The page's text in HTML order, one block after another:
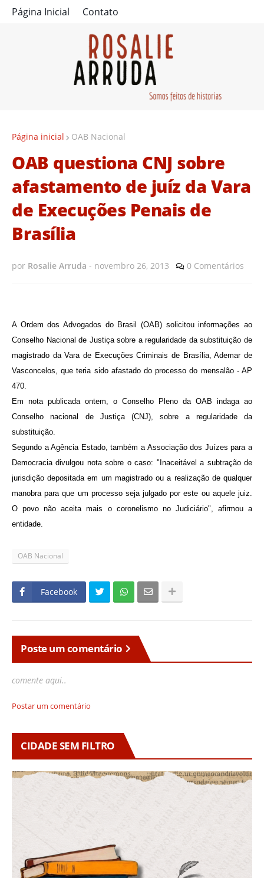
Página Inicial Contato
Página inicial OAB Nacional
OAB questiona CNJ sobre
afastamento de juíz da Vara
de Execuções Penais de
Brasília
por Rosalie Arruda - novembro 26, 2013 0 Comentários
A Ordem dos Advogados do Brasil (OAB) solicitou informações ao
Conselho Nacional de Justiça sobre a regularidade da substituição de
magistrado da Vara de Execuções Criminais de Brasília, Ademar de
Vasconcelos, que teria sido afastado do processo do mensalão - AP
470.
Em nota publicada ontem, o Conselho Pleno da OAB indaga ao
Conselho nacional de Justiça (CNJ), sobre a regularidade da
substituição.
Segundo a Agência Estado, também a Associação dos Juízes para a
Democracia divulgou nota sobre o caso: "Inaceitável a subtração de
jurisdição depositada em um magistrado ou a realização de qualquer
manobra para que um processo seja julgado por este ou aquele juiz.
O povo não aceita mais o coronelismo no Judiciário", afirmou a
entidade.
OAB Nacional
Facebook
Poste um comentário
comente aqui..
Postar um comentário
CIDADE SEM FILTRO